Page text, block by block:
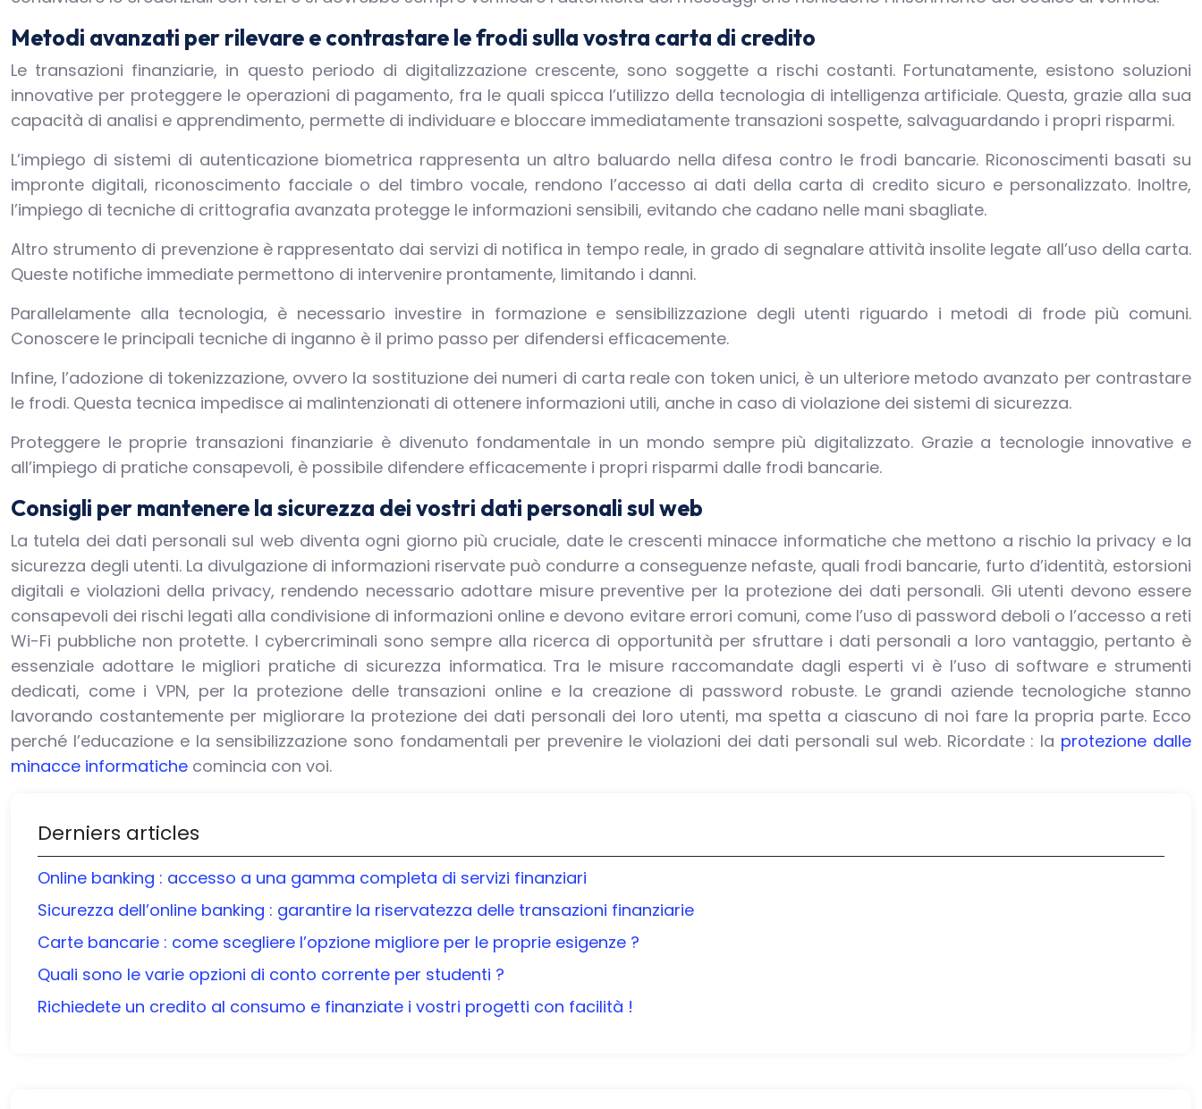
Metodi avanzati per rilevare e contrastare le frodi sulla vostra carta di credito
Le transazioni finanziarie, in questo periodo di digitalizzazione crescente, sono soggette a rischi costanti. Fortunatamente, esistono soluzioni
innovative per proteggere le operazioni di pagamento, fra le quali spicca l’utilizzo della tecnologia di intelligenza artificiale. Questa, grazie alla sua
capacità di analisi e apprendimento, permette di individuare e bloccare immediatamente transazioni sospette, salvaguardando i propri risparmi.
L’impiego di sistemi di autenticazione biometrica rappresenta un altro baluardo nella difesa contro le frodi bancarie. Riconoscimenti basati su
impronte digitali, riconoscimento facciale o del timbro vocale, rendono l’accesso ai dati della carta di credito sicuro e personalizzato. Inoltre,
l’impiego di tecniche di crittografia avanzata protegge le informazioni sensibili, evitando che cadano nelle mani sbagliate.
Altro strumento di prevenzione è rappresentato dai servizi di notifica in tempo reale, in grado di segnalare attività insolite legate all’uso della carta.
Queste notifiche immediate permettono di intervenire prontamente, limitando i danni.
Parallelamente alla tecnologia, è necessario investire in formazione e sensibilizzazione degli utenti riguardo i metodi di frode più comuni.
Conoscere le principali tecniche di inganno è il primo passo per difendersi efficacemente.
Infine, l’adozione di tokenizzazione, ovvero la sostituzione dei numeri di carta reale con token unici, è un ulteriore metodo avanzato per contrastare
le frodi. Questa tecnica impedisce ai malintenzionati di ottenere informazioni utili, anche in caso di violazione dei sistemi di sicurezza.
Proteggere le proprie transazioni finanziarie è divenuto fondamentale in un mondo sempre più digitalizzato. Grazie a tecnologie innovative e
all’impiego di pratiche consapevoli, è possibile difendere efficacemente i propri risparmi dalle frodi bancarie.
Consigli per mantenere la sicurezza dei vostri dati personali sul web
La tutela dei dati personali sul web diventa ogni giorno più cruciale, date le crescenti minacce informatiche che mettono a rischio la privacy e la
sicurezza degli utenti. La divulgazione di informazioni riservate può condurre a conseguenze nefaste, quali frodi bancarie, furto d’identità, estorsioni
digitali e violazioni della privacy, rendendo necessario adottare misure preventive per la protezione dei dati personali. Gli utenti devono essere
consapevoli dei rischi legati alla condivisione di informazioni online e devono evitare errori comuni, come l’uso di password deboli o l’accesso a reti
Wi-Fi pubbliche non protette. I cybercriminali sono sempre alla ricerca di opportunità per sfruttare i dati personali a loro vantaggio, pertanto è
essenziale adottare le migliori pratiche di sicurezza informatica. Tra le misure raccomandate dagli esperti vi è l’uso di software e strumenti
dedicati, come i VPN, per la protezione delle transazioni online e la creazione di password robuste. Le grandi aziende tecnologiche stanno
lavorando costantemente per migliorare la protezione dei dati personali dei loro utenti, ma spetta a ciascuno di noi fare la propria parte. Ecco
perché l’educazione e la sensibilizzazione sono fondamentali per prevenire le violazioni dei dati personali sul web. Ricordate : la protezione dalle
minacce informatiche comincia con voi.
Derniers articles
Online banking : accesso a una gamma completa di servizi finanziari
Sicurezza dell’online banking : garantire la riservatezza delle transazioni finanziarie
Carte bancarie : come scegliere l’opzione migliore per le proprie esigenze ?
Quali sono le varie opzioni di conto corrente per studenti ?
Richiedete un credito al consumo e finanziate i vostri progetti con facilità !